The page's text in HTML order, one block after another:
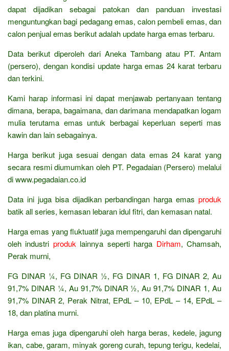
dapat dijadikan sebagai patokan dan panduan investasi
menguntungkan bagi pedagang emas, calon pembeli emas, dan
calon penjual emas berikut adalah update harga emas terbaru.
Data berikut diperoleh dari Aneka Tambang atau PT. Antam
(persero), dengan kondisi update harga emas 24 karat terbaru
dan terkini.
Kami harap informasi ini dapat menjawab pertanyaan tentang
dimana, berapa, bagaimana, dan darimana mendapatkan logam
mulia terutama emas untuk berbagai keperluan seperti mas
kawin dan lain sebagainya.
Harga berikut juga sesuai dengan data emas 24 karat yang
secara resmi diumumkan oleh PT. Pegadaian (Persero) melalui
di www.pegadaian.co.id
Data ini juga bisa dijadikan perbandingan harga emas produk
batik all series, kemasan lebaran idul fitri, dan kemasan natal.
Harga emas yang fluktuatif juga mempengaruhi dan dipengaruhi
oleh industri produklainnya seperti harga Dirham, Chamsah,
Perak murni,
FG DINAR ¼, FG DINAR ½, FG DINAR 1, FG DINAR 2, Au
91,7% DINAR ¼, Au 91,7% DINAR ½, Au 91,7% DINAR 1, Au
91,7% DINAR 2, Perak Nitrat, EPdL – 10, EPdL – 14, EPdL –
18, dan platina murni.
Harga emas juga dipengaruhi oleh harga beras, kedele, jagung
ikan, cabe, garam, minyak goreng curah, tepung terigu, kedelai,